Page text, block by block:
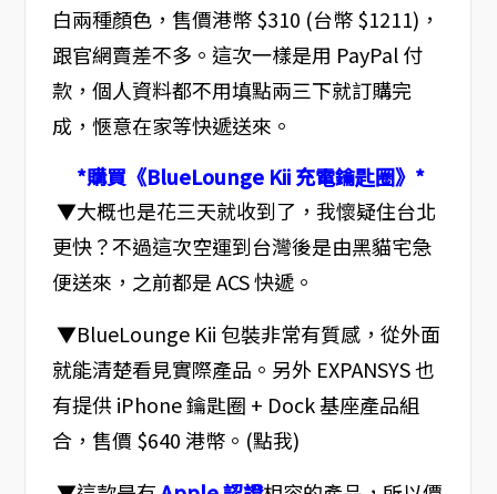
白兩種顏色，售價港幣 $310 (台幣 $1211)，
跟官網賣差不多。這次一樣是用 PayPal 付
款，個人資料都不用填點兩三下就訂購完
成，愜意在家等快遞送來。
*購買《BlueLounge Kii 充電鑰匙圈》*
▼大概也是花三天就收到了，我懷疑住台北
更快？不過這次空運到台灣後是由黑貓宅急
便送來，之前都是 ACS 快遞。
▼BlueLounge Kii 包裝非常有質感，從外面
就能清楚看見實際產品。另外 EXPANSYS 也
有提供 iPhone 鑰匙圈 + Dock 基座產品組
合，售價 $640 港幣。(點我)